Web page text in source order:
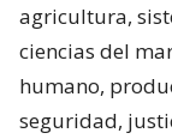
agricultura,
ciencias del
humano,
seguridad,